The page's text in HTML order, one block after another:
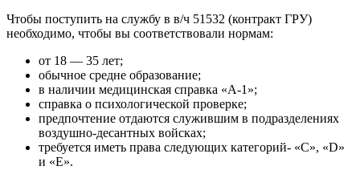
Чтобы поступить на службу в в/ч 51532 (контракт ГРУ)
необходимо, чтобы вы соответствовали нормам:
от 18 — 35 лет;
обычное средне образование;
в наличии медицинская справка «А-1»;
справка о психологической проверке;
предпочтение отдаются служившим в подразделениях
воздушно-десантных войсках;
требуется иметь права следующих категорий- «С», «D»
и «Е».